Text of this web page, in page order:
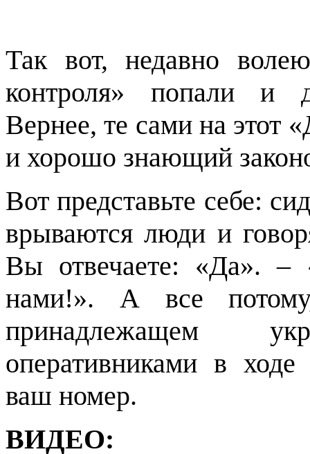
Так вот, недавно
контроля» попали и
Вернее, те сами на этот
и хорошо знающий
Вот представьте себе:
врываются люди и
Вы отвечаете: «Да». –
нами!». А все
принадлежащем
оперативниками в ходе
ваш номер.
ВИДЕО: